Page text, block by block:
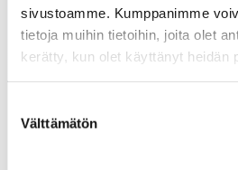
sivustoamme. Kumppanimme
tietoja muihin tietoihin, joita olet
kerätty, kun olet käyttänyt heidän
valinta
Välttämätön
Puhelinnumero
Tuotteet
Valitse tuote ja syötä tilauksen määrä